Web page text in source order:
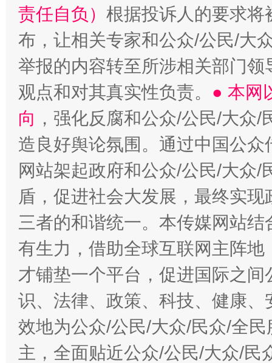
责任自负） 根据投诉人的要求将
布，让相关专家和公众/公民/大
举报的内容转至所涉相关部门
观点和对其真实性负责。 ● 本网
向 ，强化反腐和公众/公民/大众
造良好舆论氛围。通过中国公
网站架起政府和公众/公民/大众
盾，促进社会大发展，最终实
三者的和谐统一。本传媒网站
有生力，借助全球互联网主阵
才铺垫一个平台，促进国际之
识、法律、政策、科技、健康
效地为公众/公民/大众/民众/全
主，全面贴近公众/公民/大众/民